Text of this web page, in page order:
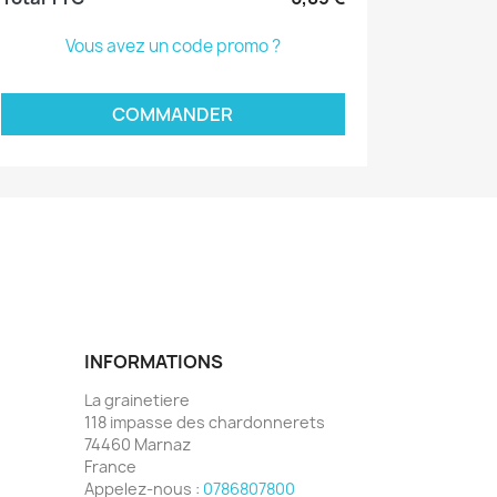
Vous avez un code promo ?
COMMANDER
INFORMATIONS
La grainetiere
118 impasse des chardonnerets
74460 Marnaz
France
Appelez-nous : 0786807800